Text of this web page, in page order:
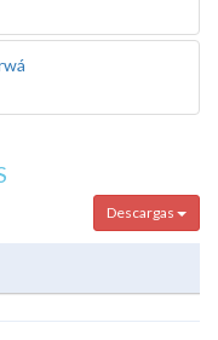
Descargas